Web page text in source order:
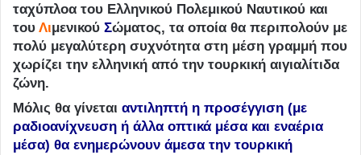
ταχύπλοα του Ελληνικού Πολεμικού Ναυτικού και
του Λιμενικού Σώματος, τα οποία θα περιπολούν με
πολύ μεγαλύτερη συχνότητα στη μέση γραμμή που
χωρίζει την ελληνική από την τουρκική αιγιαλίτιδα
ζώνη.
Μόλις θα γίνεται αντιληπτή η προσέγγιση (με
ραδιοανίχνευση ή άλλα οπτικά μέσα και εναέρια
μέσα) θα ενημερώνουν άμεσα την τουρκική